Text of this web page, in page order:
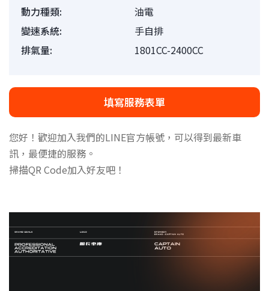
動力種類:
油電
變速系統:
手自排
排氣量:
1801CC-2400CC
填寫服務表單
您好！歡迎加入我們的LINE官方帳號，可以得到最新車
訊，最便捷的服務。
掃描QR Code加入好友吧！